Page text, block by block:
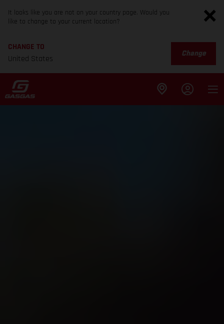
It looks like you are not on your country page. Would you
like to change to your current location?
CHANGE TO
United States
Change